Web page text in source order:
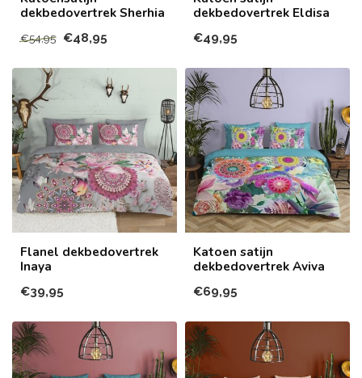
dekbedovertrek Sherhia
€54,95 €48,95
dekbedovertrek Eldisa
€49,95
Flanel dekbedovertrek
Inaya
€39,95
Katoen satijn
dekbedovertrek Aviva
€69,95